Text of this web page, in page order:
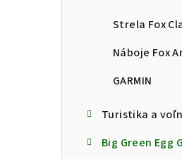
Strela Fox
Náboje Fox
GARMIN
Turistika a
Big Green Egg